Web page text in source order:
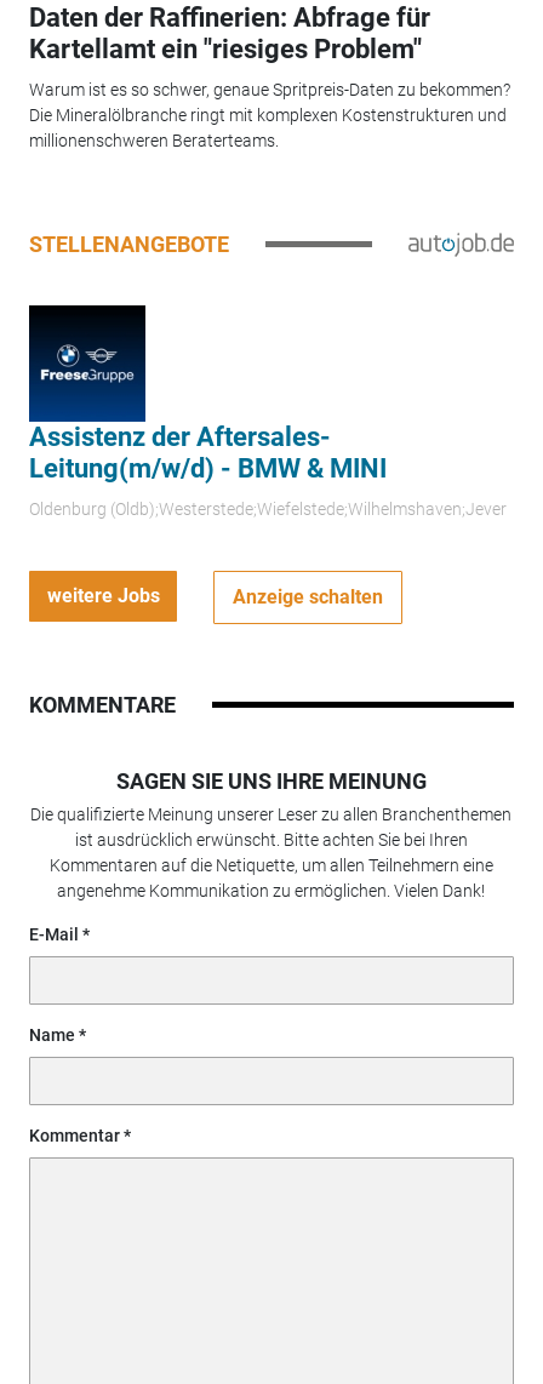
Daten der Raffinerien: Abfrage für
Kartellamt ein "riesiges Problem"
Warum ist es so schwer, genaue Spritpreis-Daten zu bekommen?
Die Mineralölbranche ringt mit komplexen Kostenstrukturen und
millionenschweren Beraterteams.
STELLENANGEBOTE
Assistenz der Aftersales-
Leitung(m/w/d) - BMW & MINI
Oldenburg (Oldb);Westerstede;Wiefelstede;Wilhelmshaven;Jever
weitere Jobs Anzeige schalten
KOMMENTARE
SAGEN SIE UNS IHRE MEINUNG
Die qualifizierte Meinung unserer Leser zu allen Branchenthemen
ist ausdrücklich erwünscht. Bitte achten Sie bei Ihren
Kommentaren auf die Netiquette, um allen Teilnehmern eine
angenehme Kommunikation zu ermöglichen. Vielen Dank!
E-Mail
Name
Kommentar